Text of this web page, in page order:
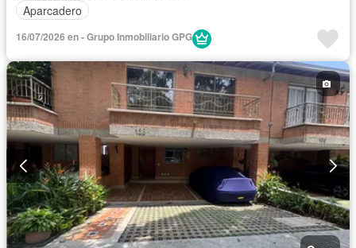
Aparcadero
16/07/2026 en - Grupo Inmobiliario GPG